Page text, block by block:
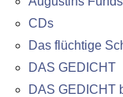
CDs
Das flüchtige
DAS GEDICHT
DAS GEDICHT